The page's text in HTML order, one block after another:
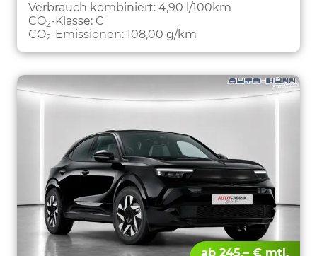
Verbrauch kombiniert: 4,90 l/100km
CO2-Klasse: C
CO2-Emissionen: 108,00 g/km
ab 245,– € mtl.